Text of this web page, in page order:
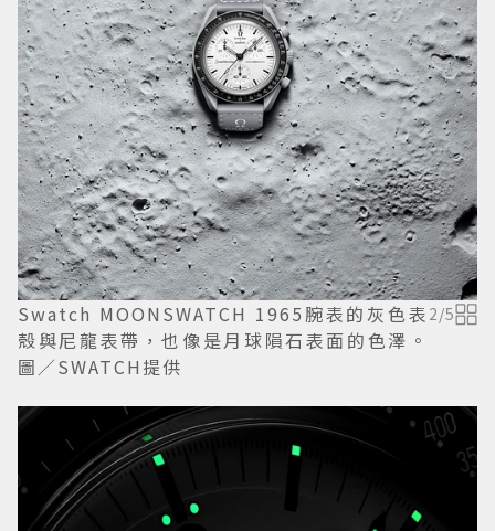
Swatch MOONSWATCH 1965腕表的灰色表
殼與尼龍表帶，也像是月球隕石表面的色澤。
圖／SWATCH提供
2/5